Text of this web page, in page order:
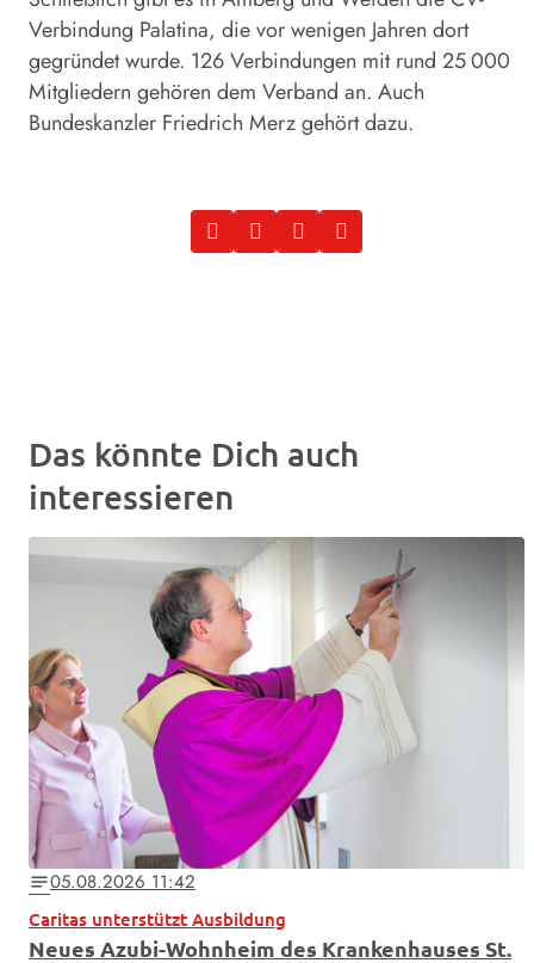
Verbindung Palatina, die vor wenigen Jahren dort
gegründet wurde. 126 Verbindungen mit rund 25 000
Mitgliedern gehören dem Verband an. Auch
Bundeskanzler Friedrich Merz gehört dazu.
Das könnte Dich auch
interessieren
notes05.08.2026 11:42
Caritas unterstützt Ausbildung
Neues Azubi-Wohnheim des Krankenhauses St.